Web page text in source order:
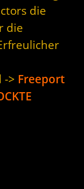
die
die
-> Freeport